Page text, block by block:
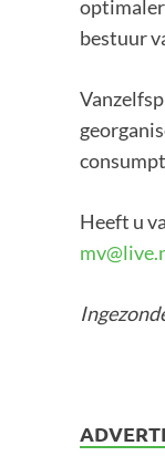
optimaler
bestuur
Heeft u